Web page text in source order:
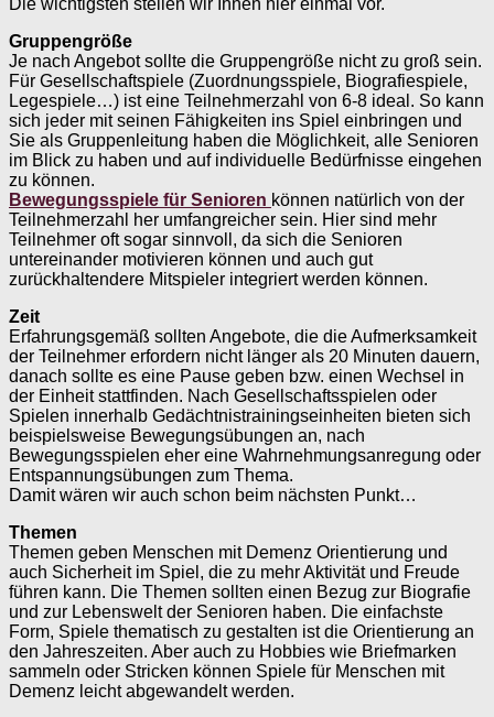
Gruppengröße
Je nach Angebot sollte die Gruppengröße nicht zu groß sein.
Für Gesellschaftspiele (Zuordnungsspiele, Biografiespiele,
Legespiele…) ist eine Teilnehmerzahl von 6-8 ideal. So kann
sich jeder mit seinen Fähigkeiten ins Spiel einbringen und
Sie als Gruppenleitung haben die Möglichkeit, alle Senioren
im Blick zu haben und auf individuelle Bedürfnisse eingehen
zu können.
Bewegungsspiele für Senioren können natürlich von der
Teilnehmerzahl her umfangreicher sein. Hier sind mehr
Teilnehmer oft sogar sinnvoll, da sich die Senioren
untereinander motivieren können und auch gut
zurückhaltendere Mitspieler integriert werden können.
Zeit
Erfahrungsgemäß sollten Angebote, die die Aufmerksamkeit
der Teilnehmer erfordern nicht länger als 20 Minuten dauern,
danach sollte es eine Pause geben bzw. einen Wechsel in
der Einheit stattfinden. Nach Gesellschaftsspielen oder
Spielen innerhalb Gedächtnistrainingseinheiten bieten sich
beispielsweise Bewegungsübungen an, nach
Bewegungsspielen eher eine Wahrnehmungsanregung oder
Entspannungsübungen zum Thema.
Damit wären wir auch schon beim nächsten Punkt…
Themen
Themen geben Menschen mit Demenz Orientierung und
auch Sicherheit im Spiel, die zu mehr Aktivität und Freude
führen kann. Die Themen sollten einen Bezug zur Biografie
und zur Lebenswelt der Senioren haben. Die einfachste
Form, Spiele thematisch zu gestalten ist die Orientierung an
den Jahreszeiten. Aber auch zu Hobbies wie Briefmarken
sammeln oder Stricken können Spiele für Menschen mit
Demenz leicht abgewandelt werden.